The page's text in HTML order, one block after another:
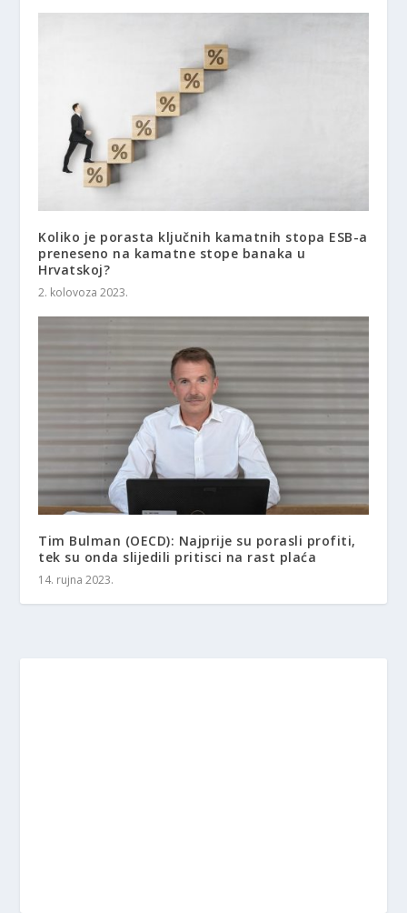
Koliko je porasta ključnih kamatnih stopa ESB-a
preneseno na kamatne stope banaka u
Hrvatskoj?
2. kolovoza 2023.
Tim Bulman (OECD): Najprije su porasli profiti,
tek su onda slijedili pritisci na rast plaća
14. rujna 2023.